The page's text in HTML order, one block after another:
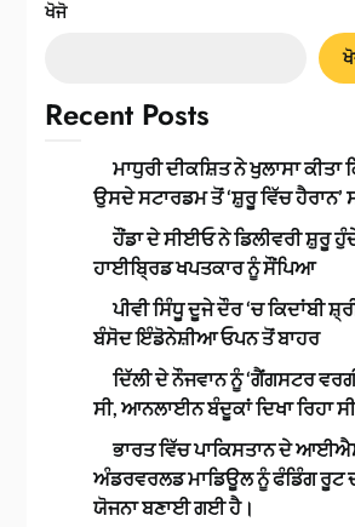
ਖੋਜੋ
Recent Posts
ਮਾਧੁਰੀ ਦੀਕਸ਼ਿਤ ਨੇ ਖੁਲਾਸਾ ਕੀਤਾ
ਉਸਦੇ ਸਟਾਰਡਮ ਤੋਂ ‘ਸ਼ੁਰੂ ਵਿੱਚ ਹੈਰਾਨ’
ਹੌਂਡਾ ਦੇ ਸੀਈਓ ਨੇ ਡਿਲੀਵਰੀ ਸ਼ੁਰੂ
ਹਾਈਬ੍ਰਿਡ ਖਪਤਕਾਰ ਨੂੰ ਸੌਂਪਿਆ
ਪੀਵੀ ਸਿੰਧੂ ਦੂਜੇ ਦੌਰ ‘ਚ ਕਿਦਾਂਬੀ
ਬੰਸੋਦ ਇੰਡੋਨੇਸ਼ੀਆ ਓਪਨ ਤੋਂ ਬਾਹਰ
ਦਿੱਲੀ ਦੇ ਨੌਜਵਾਨ ਨੂੰ ‘ਗੈਂਗਸਟਰ
ਸੀ, ਆਨਲਾਈਨ ਬੰਦੂਕਾਂ ਦਿਖਾ ਰਿਹਾ
ਭਾਰਤ ਵਿੱਚ ਪਾਕਿਸਤਾਨ ਦੇ
ਅੰਡਰਵਰਲਡ ਮਾਡਿਊਲ ਨੂੰ ਫੰਡਿੰਗ ਰੂਟ
ਯੋਜਨਾ ਬਣਾਈ ਗਈ ਹੈ।